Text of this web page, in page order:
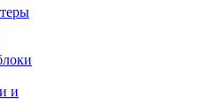
и